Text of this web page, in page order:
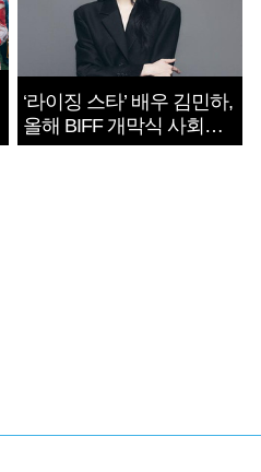
‘라이징 스타’ 배우 김민하,
올해 BIFF 개막식 사회자
확정